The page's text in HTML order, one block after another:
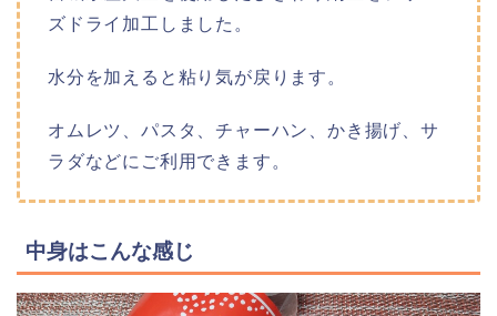
ズドライ加工しました。
水分を加えると粘り気が戻ります。
オムレツ、パスタ、チャーハン、かき揚げ、サ
ラダなどにご利用できます。
中身はこんな感じ